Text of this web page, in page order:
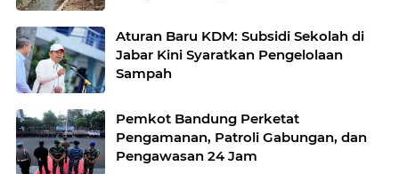
Aturan Baru KDM: Subsidi Sekolah di
Jabar Kini Syaratkan Pengelolaan
Sampah
Pemkot Bandung Perketat
Pengamanan, Patroli Gabungan, dan
Pengawasan 24 Jam